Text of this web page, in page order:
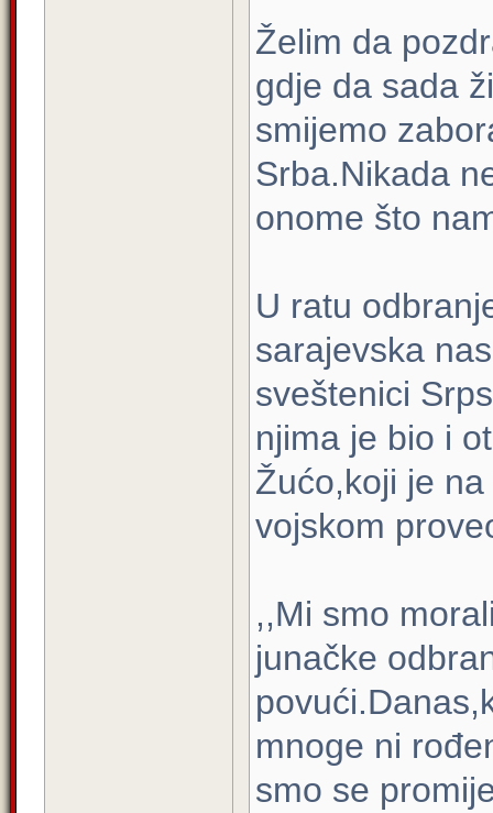
Želim da
gdje da sada
smijemo
Srba.Nikada
onome što
U ratu
sarajevska
sveštenici
njima je bio i
Žućo,koji je
vojskom
,,Mi smo
junačke
mnoge ni
smo se